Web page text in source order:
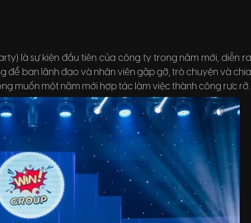
là sự kiện đầu tiên của công ty trong năm mới, diễn ra
để ban lãnh đạo và nhân viên gặp gỡ, trò chuyện và chia
muốn một năm mới hợp tác làm việc thành công rực rỡ.